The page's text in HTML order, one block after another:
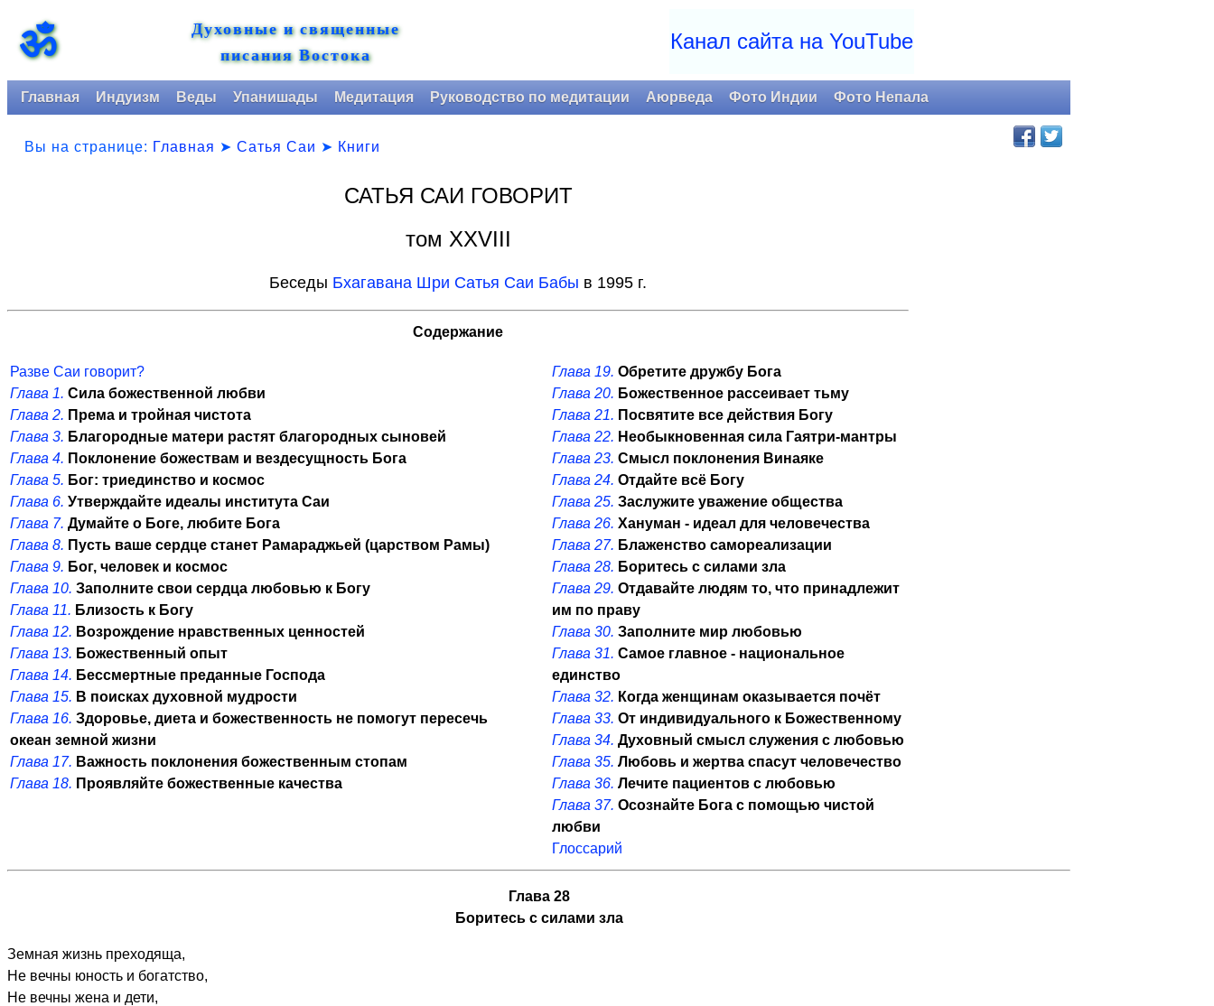
ॐ
Духовные и священные
писания Востока
Канал сайта на YouTube
Главная Индуизм Веды Упанишады Медитация Руководство по медитации Аюрведа Фото Индии Фото Непала
Вы на странице: Главная ➤ Сатья Саи ➤ Книги
САТЬЯ САИ ГОВОРИТ
том XXVIII
Беседы Бхагавана Шри Сатья Саи Бабы в 1995 г.
Содержание
Разве Саи говорит?
Глава 1. Сила божественной любви
Глава 2. Према и тройная чистота
Глава 3. Благородные матери растят благородных сыновей
Глава 4. Поклонение божествам и вездесущность Бога
Глава 5. Бог: триединство и космос
Глава 6. Утверждайте идеалы института Саи
Глава 7. Думайте о Боге, любите Бога
Глава 8. Пусть ваше сердце станет Рамараджьей (царством Рамы)
Глава 9. Бог, человек и космос
Глава 10. Заполните свои сердца любовью к Богу
Глава 11. Близость к Богу
Глава 12. Возрождение нравственных ценностей
Глава 13. Божественный опыт
Глава 14. Бессмертные преданные Господа
Глава 15. В поисках духовной мудрости
Глава 16. Здоровье, диета и божественность не помогут пересечь
океан земной жизни
Глава 17. Важность поклонения божественным стопам
Глава 18. Проявляйте божественные качества
Глава 19. Обретите дружбу Бога
Глава 20. Божественное рассеивает тьму
Глава 21. Посвятите все действия Богу
Глава 22. Необыкновенная сила Гаятри-мантры
Глава 23. Смысл поклонения Винаяке
Глава 24. Отдайте всё Богу
Глава 25. Заслужите уважение общества
Глава 26. Хануман - идеал для человечества
Глава 27. Блаженство самореализации
Глава 28. Боритесь с силами зла
Глава 29. Отдавайте людям то, что принадлежит
им по праву
Глава 30. Заполните мир любовью
Глава 31. Самое главное - национальное
единство
Глава 32. Когда женщинам оказывается почёт
Глава 33. От индивидуального к Божественному
Глава 34. Духовный смысл служения с любовью
Глава 35. Любовь и жертва спасут человечество
Глава 36. Лечите пациентов с любовью
Глава 37. Осознайте Бога с помощью чистой
любви
Глоссарий
Глава 28
Боритесь с силами зла
Земная жизнь преходяща,
Не вечны юность и богатство,
Не вечны жена и дети,